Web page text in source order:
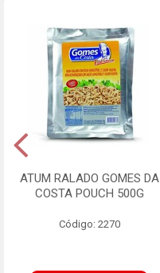
ATUM RALADO GOMES DA
COSTA POUCH 500G
Código: 2270